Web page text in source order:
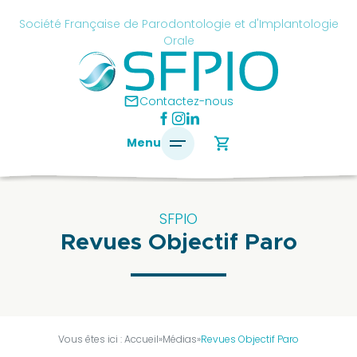
mailContactez-nous
Société Française de Parodontologie et d'Implantologie
Orale
Menu shopping_cart
SFPIO
Revues Objectif Paro
Vous êtes ici :Accueil»Médias»Revues Objectif Paro
président